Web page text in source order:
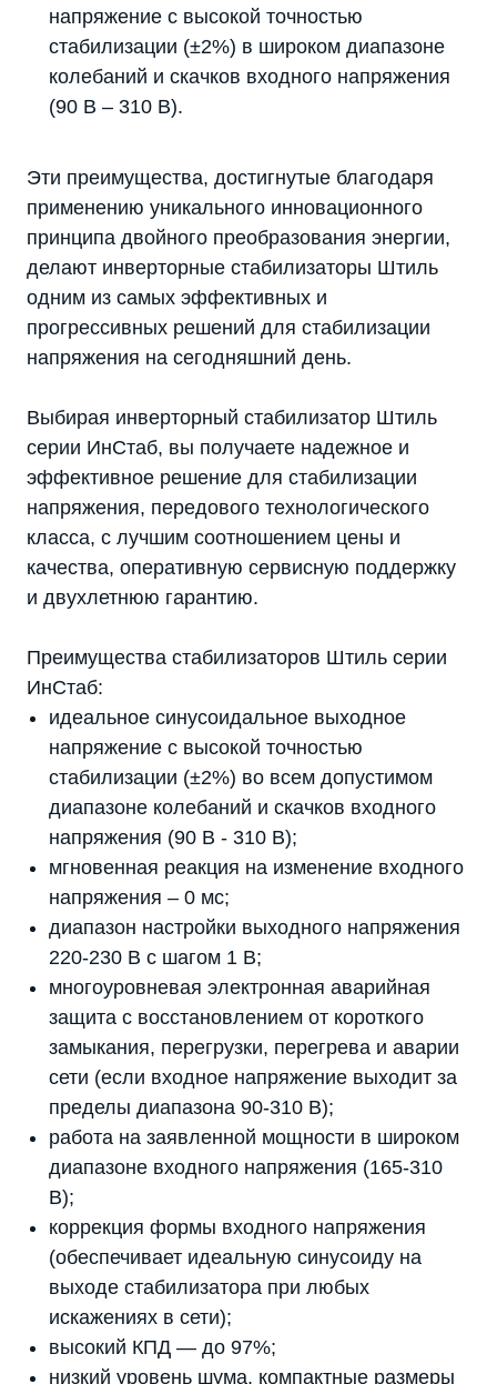
напряжение с высокой точностью
стабилизации (±2%) в широком диапазоне
колебаний и скачков входного напряжения
(90 В – 310 В).
Эти преимущества, достигнутые благодаря
применению уникального инновационного
принципа двойного преобразования энергии,
делают инверторные стабилизаторы Штиль
одним из самых эффективных и
прогрессивных решений для стабилизации
напряжения на сегодняшний день.
Выбирая инверторный стабилизатор Штиль
серии ИнСтаб, вы получаете надежное и
эффективное решение для стабилизации
напряжения, передового технологического
класса, с лучшим соотношением цены и
качества, оперативную сервисную поддержку
и двухлетнюю гарантию.
Преимущества стабилизаторов Штиль серии
ИнСтаб:
идеальное синусоидальное выходное
напряжение с высокой точностью
стабилизации (±2%) во всем допустимом
диапазоне колебаний и скачков входного
напряжения (90 В - 310 В);
мгновенная реакция на изменение входного
напряжения – 0 мс;
диапазон настройки выходного напряжения
220-230 В с шагом 1 В;
многоуровневая электронная аварийная
защита с восстановлением от короткого
замыкания, перегрузки, перегрева и аварии
сети (если входное напряжение выходит за
пределы диапазона 90-310 В);
работа на заявленной мощности в широком
диапазоне входного напряжения (165-310
В);
коррекция формы входного напряжения
(обеспечивает идеальную синусоиду на
выходе стабилизатора при любых
искажениях в сети);
высокий КПД — до 97%;
низкий уровень шума, компактные размеры